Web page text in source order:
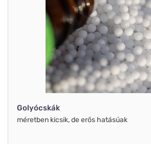
Golyócskák
méretben kicsik, de erős hatásúak